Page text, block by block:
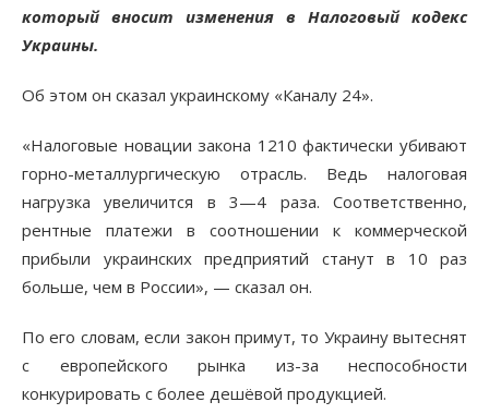
который вносит изменения в Налоговый кодекс
Украины.
Об этом он сказал украинскому «Каналу 24».
«Налоговые новации закона 1210 фактически убивают
горно-металлургическую отрасль. Ведь налоговая
нагрузка увеличится в 3—4 раза. Соответственно,
рентные платежи в соотношении к коммерческой
прибыли украинских предприятий станут в 10 раз
больше, чем в России», — сказал он.
По его словам, если закон примут, то Украину вытеснят
с европейского рынка из-за неспособности
конкурировать с более дешёвой продукцией.